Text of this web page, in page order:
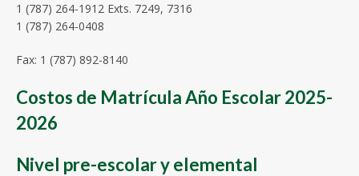
1 (787) 264-1912 Exts. 7249, 7316
1 (787) 264-0408
Fax: 1 (787) 892-8140
Costos de Matrícula Año Escolar 2025-
2026
Nivel pre-escolar y elemental